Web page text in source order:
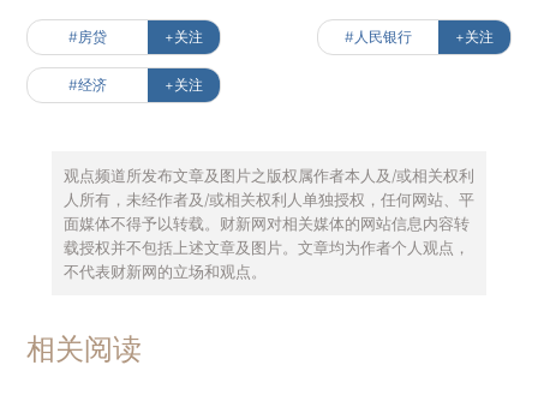
#房贷 +关注 #人民银行 +关注
#经济 +关注
观点频道所发布文章及图片之版权属作者本人及/或相关权利
人所有，未经作者及/或相关权利人单独授权，任何网站、平
面媒体不得予以转载。财新网对相关媒体的网站信息内容转
载授权并不包括上述文章及图片。文章均为作者个人观点，
不代表财新网的立场和观点。
相关阅读